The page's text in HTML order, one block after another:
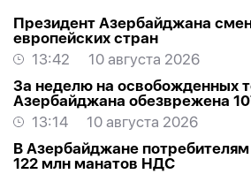
Президент Азербайджана
европейских стран
13:42
10 августа 2026
За неделю на освобожденных
Азербайджана обезврежена
13:14
10 августа 2026
В Азербайджане
122 млн манатов НДС